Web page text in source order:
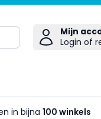
Mijn
Login of
in bijna 100 winkels